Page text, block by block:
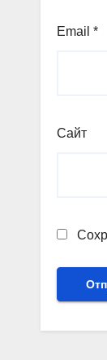
Email *
Сайт